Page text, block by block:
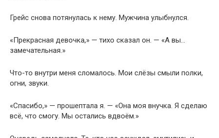
Грейс снова потянулась к нему. Мужчина улыбнулся.
«Прекрасная девочка,» — тихо сказал он. — «А вы…
замечательная.»
Что-то внутри меня сломалось. Мои слёзы смыли полки,
огни, звуки.
«Спасибо,» — прошептала я. — «Она моя внучка. Я сделаю
всё, что смогу. Мы остались вдвоём.»